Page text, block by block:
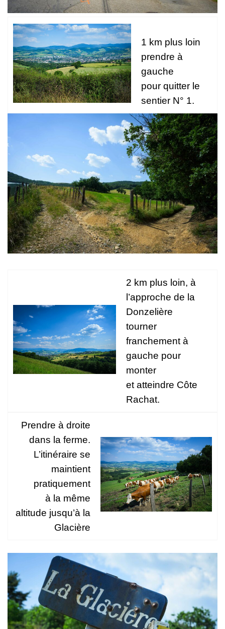
1 km plus loin
prendre à
gauche
pour quitter le
sentier N° 1.
2 km plus loin, à
l’approche de la
Donzelière
tourner
franchement à
gauche pour
monter
et atteindre Côte
Rachat.
Prendre à droite
dans la ferme.
L’itinéraire se
maintient
pratiquement
à la même
altitude jusqu’à la
Glacière